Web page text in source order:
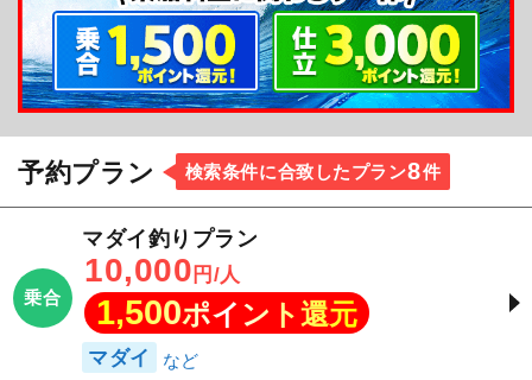
予約プラン 検索条件に合致したプラン8件
乗合
マダイ釣りプラン
10,000 円/人
1,500ポイント還元
マダイ